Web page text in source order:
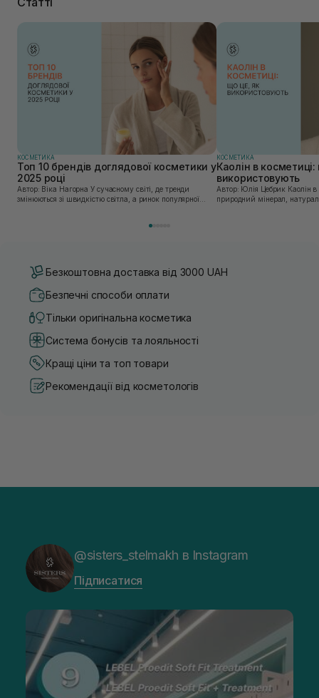
КОСМЕТИКА
Топ 10 брендів доглядової косметики у
2025 році
Автор: Віка Нагорна У сучасному світі, де тренди
змінюються зі швидкістю світла, а ринок популярної
КОСМЕТИКА
Каолін в
використовують
Автор: Юлія Цебрик Каолін в косметології – це
природний мінерал,
Безкоштовна доставка від 3000 UAH
Безпечні способи оплати
Тільки оригінальна косметика
Система бонусів та лояльності
Кращі ціни та топ товари
Рекомендації від косметологів
@sisters_stelmakh в Instagram
Підписатися